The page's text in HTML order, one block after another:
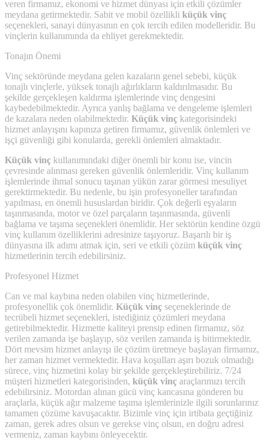
veren firmamız, ekonomi ve hizmet dünyası için etkili çözümler
meydana getirmektedir. Sabit ve mobil özellikli küçük vinç
seçenekleri, sanayi dünyasının en çok tercih edilen modelleridir. Bu
vinçlerin kullanımında da ehliyet gerekmektedir.
Tonajın Önemi
Vinç sektöründe meydana gelen kazaların genel sebebi, küçük
tonajlı vinçlerle, yüksek tonajlı ağırlıkların kaldırılmasıdır. Bu
şekilde gerçekleşen kaldırma işlemlerinde vinç dengesini
kaybedebilmektedir. Ayrıca yanlış bağlama ve dengeleme işlemleri
de kazalara neden olabilmektedir. Küçük vinç kategorisindeki
hizmet anlayışını kapınıza getiren firmamız, güvenlik önlemleri ve
işçi güvenliği gibi konularda, gerekli önlemleri almaktadır.
Küçük vinç kullanımındaki diğer önemli bir konu ise, vincin
çevresinde alınması gereken güvenlik önlemleridir. Vinç kullanım
işlemlerinde ihmal sonucu taşınan yükün zarar görmesi mesuliyet
gerektirmektedir. Bu nedenle, bu işin profesyoneller tarafından
yapılması, en önemli hususlardan biridir. Çok değerli eşyaların
taşınmasında, motor ve özel parçaların taşınmasında, güvenli
bağlama ve taşıma seçenekleri önemlidir. Her sektörün kendine özgü
vinç kullanım özelliklerini adresinize taşıyoruz. Başarılı bir iş
dünyasına ilk adımı atmak için, seri ve etkili çözüm küçük vinç
hizmetlerinin tercih edebilirsiniz.
Profesyonel Hizmet
Can ve mal kaybına neden olabilen vinç hizmetlerinde,
profesyonellik çok önemlidir. Küçük vinç seçeneklerinde de
tecrübeli hizmet seçenekleri, istediğiniz çözümleri meydana
getirebilmektedir. Hizmette kaliteyi prensip edinen firmamız, söz
verilen zamanda işe başlayıp, söz verilen zamanda iş bitirmektedir.
Dört mevsim hizmet anlayışı ile çözüm üretmeye başlayan firmamız,
her zaman hizmet vermektedir. Hava koşulları aşırı bozuk olmadığı
sürece, vinç hizmetini kolay bir şekilde gerçekleştirebiliriz. 7/24
müşteri hizmetleri kategorisinden, küçük vinç araçlarımızı tercih
edebilirsiniz. Motordan alınan gücü vinç kancasına gönderen bu
araçlarla, küçük ağır malzeme taşıma işlemlerinizle ilgili sorunlarınız
tamamen çözüme kavuşacaktır. Bizimle vinç için irtibata geçtiğiniz
zaman, gerek adres olsun ve gerekse vinç olsun, en doğru adresi
vermeniz, zaman kaybını önleyecektir.